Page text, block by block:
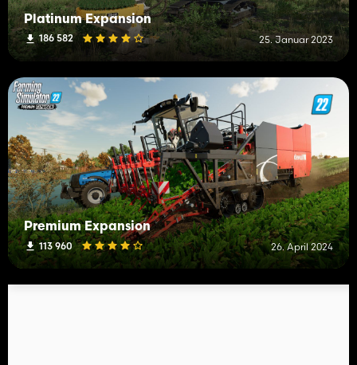
Platinum Expansion
186 582 25. Januar 2023
Premium Expansion
113 960 26. April 2024